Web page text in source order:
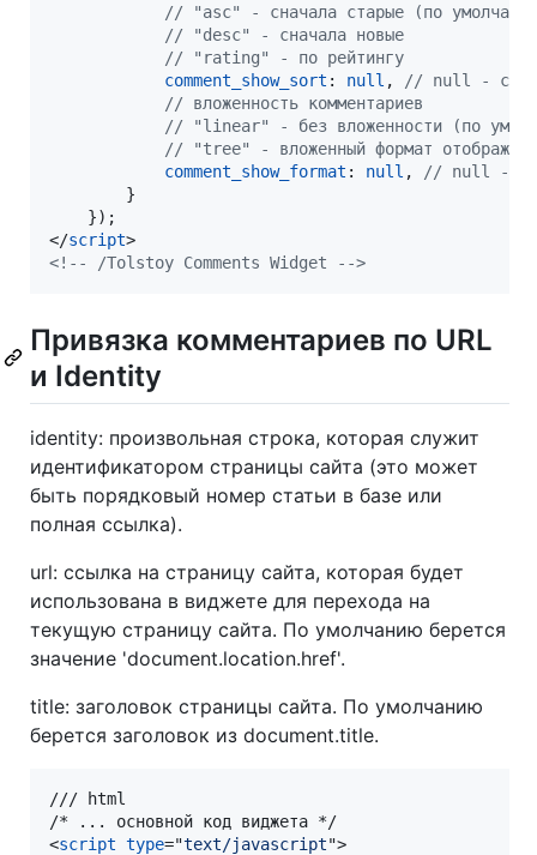
// "asc" - сначала старые (по
// "desc" - сначала новые
// "rating" - по рейтингу
comment_show_sort : null ,
// null -
// вложенность комментариев
// "linear" - без вложенности (по
// "tree" - вложенный формат
comment_show_format : null ,
// null - без
}
}) ;
</script>
<!-- /Tolstoy Comments Widget -->
Привязка комментариев по URL
и Identity
identity: произвольная строка, которая служит
идентификатором страницы сайта (это может
быть порядковый номер статьи в базе или
полная ссылка).
url: ссылка на страницу сайта, которая будет
использована в виджете для перехода на
текущую страницу сайта. По умолчанию берется
значение 'document.location.href'.
title: заголовок страницы сайта. По умолчанию
берется заголовок из document.title.
/// html
<script type="text/javascript">